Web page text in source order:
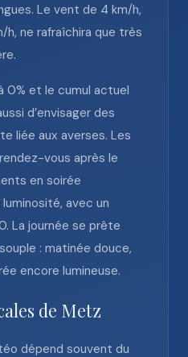
Le vent de 4 km/h,
h, ne rafraîchira que très
0% et le cumul actuel
d’envisager des
liée aux averses. Les
vous après le
en soirée
avec un
La journée se prête
: matinée douce,
encore lumineuse.
de Metz
dépend souvent du